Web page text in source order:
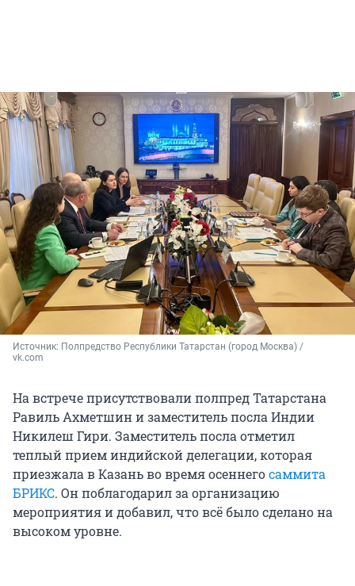
Источник: Полпредство Республики Татарстан (город Москва) /
vk.com
На встрече присутствовали полпред Татарстана
Равиль Ахметшин и заместитель посла Индии
Никилеш Гири. Заместитель посла отметил
теплый прием индийской делегации, которая
приезжала в Казань во время осеннегосаммита
БРИКС. Он поблагодарил за организацию
мероприятия и добавил, что всё было сделано на
высоком уровне.